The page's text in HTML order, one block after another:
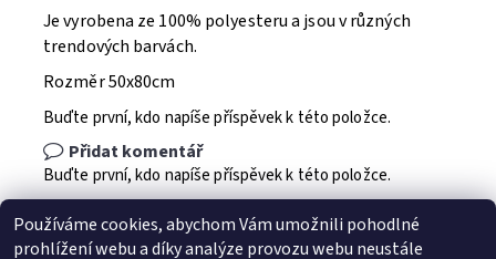
Je vyrobena ze 100% polyesteru a jsou v různých
trendových barvách.
Rozměr 50x80cm
Buďte první, kdo napíše příspěvek k této položce.
Přidat komentář
Buďte první, kdo napíše příspěvek k této položce.
Používáme cookies, abychom Vám umožnili pohodlné
prohlížení webu a díky analýze provozu webu neustále